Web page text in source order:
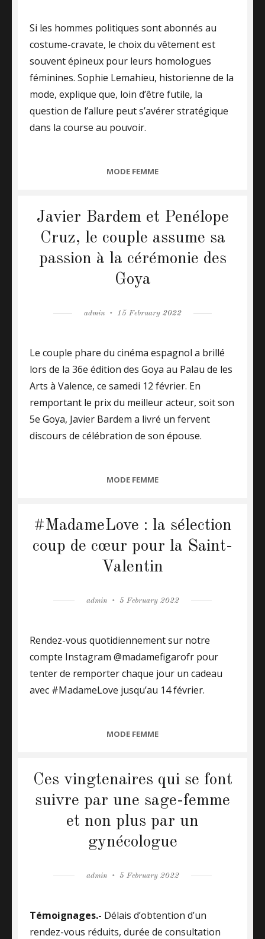
Si les hommes politiques sont abonnés au
costume-cravate, le choix du vêtement est
souvent épineux pour leurs homologues
féminines. Sophie Lemahieu, historienne de la
mode, explique que, loin d’être futile, la
question de l’allure peut s’avérer stratégique
dans la course au pouvoir.
CATEGORIES
MODE FEMME
Javier Bardem et Penélope
Cruz, le couple assume sa
passion à la cérémonie des
Goya
Author
admin
Posted
15 February 2022
Le couple phare du cinéma espagnol a brillé
lors de la 36e édition des Goya au Palau de les
Arts à Valence, ce samedi 12 février. En
remportant le prix du meilleur acteur, soit son
5e Goya, Javier Bardem a livré un fervent
discours de célébration de son épouse.
CATEGORIES
MODE FEMME
#MadameLove : la sélection
coup de cœur pour la Saint-
Valentin
Author
admin
Posted
5 February 2022
Rendez-vous quotidiennement sur notre
compte Instagram @madamefigarofr pour
tenter de remporter chaque jour un cadeau
avec #MadameLove jusqu’au 14 février.
CATEGORIES
MODE FEMME
Ces vingtenaires qui se font
suivre par une sage-femme
et non plus par un
gynécologue
Author
admin
Posted
5 February 2022
Témoignages.- Délais d’obtention d’un
rendez-vous réduits, durée de consultation